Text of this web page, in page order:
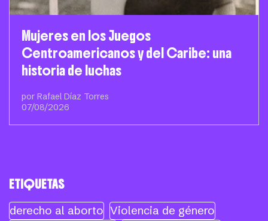
Mujeres en los Juegos
Centroamericanos y del Caribe: una
historia de luchas
por Rafael Díaz Torres
07/08/2026
ETIQUETAS
derecho al aborto Violencia de género